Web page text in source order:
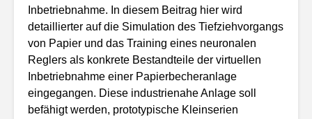
Inbetriebnahme. In diesem Beitrag hier wird
detaillierter auf die Simulation des Tiefziehvorgangs
von Papier und das Training eines neuronalen
Reglers als konkrete Bestandteile der virtuellen
Inbetriebnahme einer Papierbecheranlage
eingegangen. Diese industrienahe Anlage soll
befähigt werden, prototypische Kleinserien